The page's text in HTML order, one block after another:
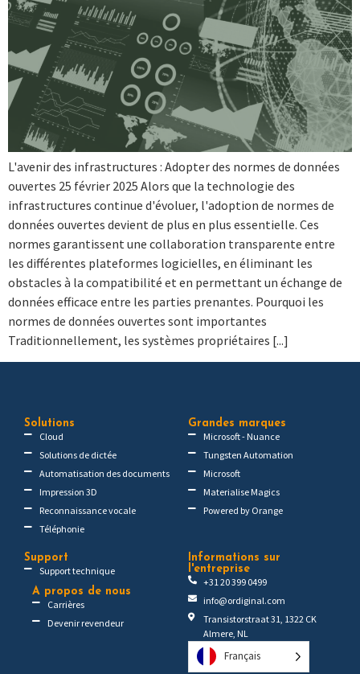
L'avenir des infrastructures : Adopter des normes de données
ouvertes 25 février 2025 Alors que la technologie des
infrastructures continue d'évoluer, l'adoption de normes de
données ouvertes devient de plus en plus essentielle. Ces
normes garantissent une collaboration transparente entre
les différentes plateformes logicielles, en éliminant les
obstacles à la compatibilité et en permettant un échange de
données efficace entre les parties prenantes. Pourquoi les
normes de données ouvertes sont importantes
Traditionnellement, les systèmes propriétaires [...]
Solutions
Cloud
Solutions de dictée
Automatisation des documents
Impression 3D
Reconnaissance vocale
Téléphonie
Grandes marques
Microsoft - Nuance
Tungsten Automation
Microsoft
Materialise Magics
Powered by Orange
Support
Support technique
A propos de nous
Carrières
Devenir revendeur
Informations sur
l'entreprise
+31 20 399 0499
info@ordiginal.com
Transistorstraat 31, 1322 CK
Almere, NL
Français